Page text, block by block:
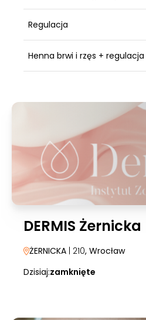
Regulacja
Henna brwi i rzęs + regulacja
DERMIS Żernicka
ŻERNICKA | 210, Wrocław
Dzisiaj:zamknięte